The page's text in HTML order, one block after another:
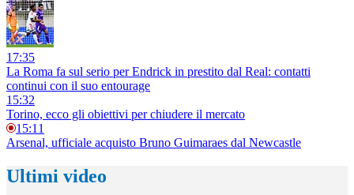
17:35
La Roma fa sul serio per Endrick in prestito dal Real: contatti
continui con il suo entourage
15:32
Torino, ecco gli obiettivi per chiudere il mercato
15:11
Arsenal, ufficiale acquisto Bruno Guimaraes dal Newcastle
Ultimi video